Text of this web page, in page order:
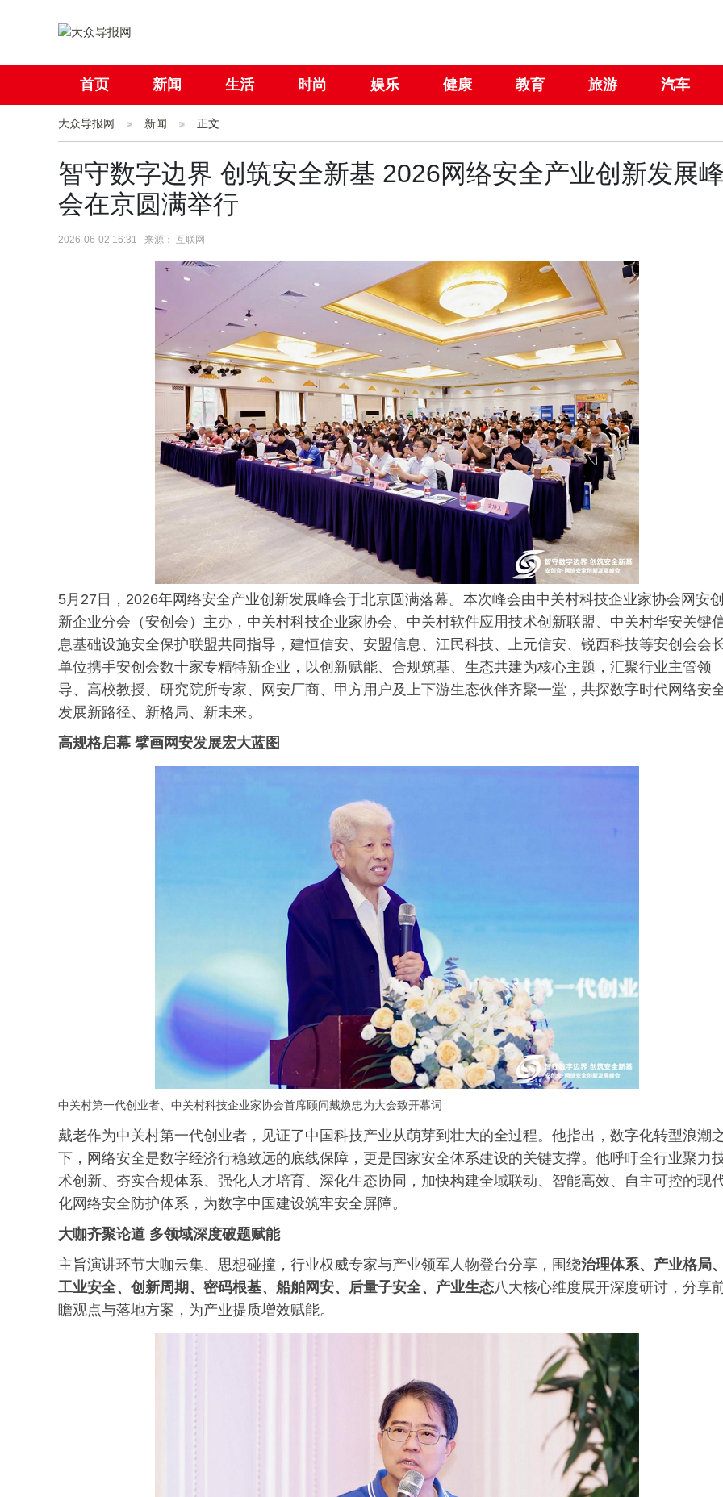
首页 新闻 生活 时尚 娱乐 健康 教育 旅游 汽车
社会 国际
大众导报网 新闻 正文
智守数字边界 创筑安全新基 2026网络安全产业创新发展
会在京圆满举行
2026-06-02 16:31 来源： 互联网
5月27日，2026年网络安全产业创新发展峰会于北京圆满落幕。本次峰会由中关村科技企业家协会网安
新企业分会（安创会）主办，中关村科技企业家协会、中关村软件应用技术创新联盟、中关村华安关键
息基础设施安全保护联盟共同指导，建恒信安、安盟信息、江民科技、上元信安、锐西科技等安创会会
单位携手安创会数十家专精特新企业，以创新赋能、合规筑基、生态共建为核心主题，汇聚行业主管领
导、高校教授、研究院所专家、网安厂商、甲方用户及上下游生态伙伴齐聚一堂，共探数字时代网络安
发展新路径、新格局、新未来。
高规格启幕 擘画网安发展宏大蓝图
中关村第一代创业者、 中关村科技企业家协会首席顾问戴焕忠为大会致开幕词
戴老作为中关村第一代创业者，见证了中国科技产业从萌芽到壮大的全过程。他指出，数字化转型浪潮
下，网络安全是数字经济行稳致远的底线保障，更是国家安全体系建设的关键支撑。他呼吁全行业聚力
术创新、夯实合规体系、强化人才培育、深化生态协同，加快构建全域联动、智能高效、自主可控的现
化网络安全防护体系，为数字中国建设筑牢安全屏障。
大咖齐聚论道 多领域深度破题赋能
主旨演讲环节大咖云集、思想碰撞，行业权威专家与产业领军人物登台分享，围绕治理体系、产业格局
工业安全、创新周期、密码根基、船舶网安、后量子安全、产业生态八大核心维度展开深度研讨，分享
瞻观点与落地方案，为产业提质增效赋能。